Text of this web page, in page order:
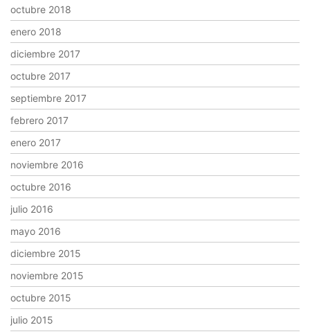
octubre 2018
enero 2018
diciembre 2017
octubre 2017
septiembre 2017
febrero 2017
enero 2017
noviembre 2016
octubre 2016
julio 2016
mayo 2016
diciembre 2015
noviembre 2015
octubre 2015
julio 2015